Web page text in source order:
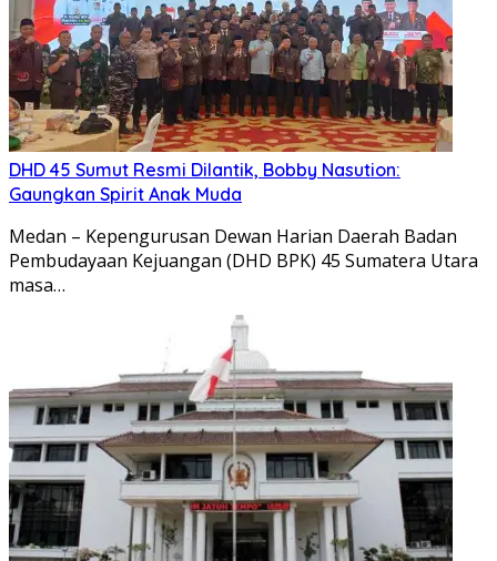
DHD 45 Sumut Resmi Dilantik, Bobby Nasution:
Gaungkan Spirit Anak Muda
Medan – Kepengurusan Dewan Harian Daerah Badan
Pembudayaan Kejuangan (DHD BPK) 45 Sumatera Utara
masa…